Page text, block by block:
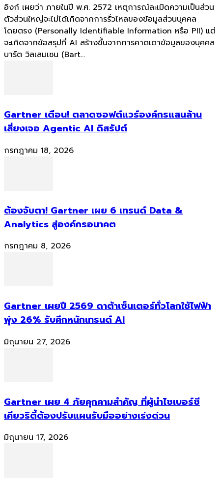
อิงก์ เผยว่า ภายในปี พ.ศ. 2572 เหตุการณ์ละเมิดความเป็นส่วน
ตัวส่วนใหญ่จะไม่ได้เกิดจากการรั่วไหลของข้อมูลส่วนบุคคล
โดยตรง (Personally Identifiable Information หรือ PII) แต่
จะเกิดจากข้อสรุปที่ AI สร้างขึ้นจากการคาดเดาข้อมูลของบุคคล
บาร์ต วิลเลมเซน (Bart...
Gartner เตือน! ตลาดซอฟต์แวร์องค์กรแสนล้าน
เสี่ยงเจอ Agentic AI ดิสรัปต์
กรกฎาคม 18, 2026
ต้องจับตา! Gartner เผย 6 เทรนด์ Data &
Analytics สู่องค์กรอนาคต
กรกฎาคม 8, 2026
Gartner เผยปี 2569 ดาต้าเซ็นเตอร์ทั่วโลกใช้ไฟฟ้า
พุ่ง 26% รับศึกหนักเทรนด์ AI
มิถุนายน 27, 2026
Gartner เผย 4 ภัยคุกคามสำคัญ ที่ผู้นำไซเบอร์ซี
เคียวริตี้ต้องปรับแผนรับมืออย่างเร่งด่วน
มิถุนายน 17, 2026